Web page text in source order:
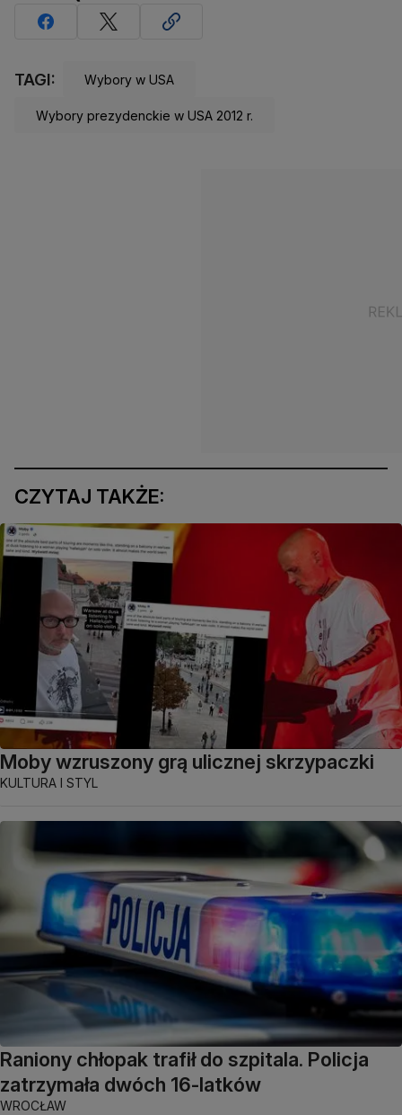
TAGI: Wybory w USA
Wybory prezydenckie w USA 2012 r.
CZYTAJ TAKŻE:
Moby wzruszony grą ulicznej skrzypaczki
KULTURA I STYL
Raniony chłopak trafił do szpitala. Policja
zatrzymała dwóch 16-latków
WROCŁAW